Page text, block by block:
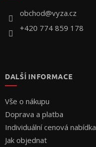
obchod@vyza.cz
+420 774 859 178
DALŠÍ INFORMACE
Vše o nákupu
Doprava a platba
Individuální cenová nabídka
Jak objednat